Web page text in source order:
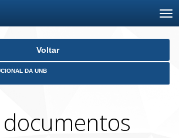
Voltar
DA UNB